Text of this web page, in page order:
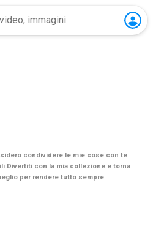
condividere le mie cose con te
con la mia collezione e torna
per rendere tutto sempre